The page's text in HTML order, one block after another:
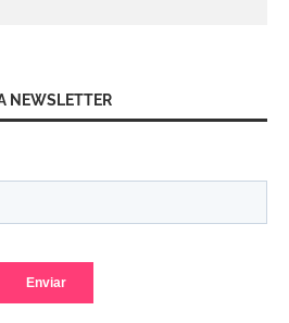
NEWSLETTER